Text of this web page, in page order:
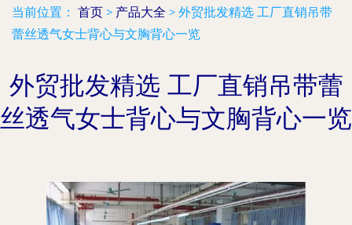
当前位置： 首页 > 产品大全 > 外贸批发精选 工厂直销吊带
蕾丝透气女士背心与文胸背心一览
外贸批发精选 工厂直销吊带蕾
丝透气女士背心与文胸背心一览